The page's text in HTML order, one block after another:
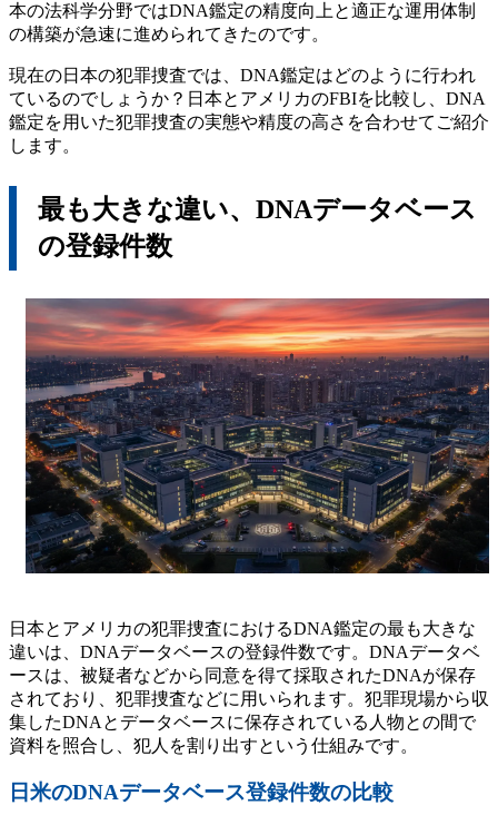
本の法科学分野ではDNA鑑定の精度向上と適正な運用体制
の構築が急速に進められてきたのです。
現在の日本の犯罪捜査では、DNA鑑定はどのように行われ
ているのでしょうか？日本とアメリカのFBIを比較し、DNA
鑑定を用いた犯罪捜査の実態や精度の高さを合わせてご紹介
します。
最も大きな違い、DNAデータベース
の登録件数
日本とアメリカの犯罪捜査におけるDNA鑑定の最も大きな
違いは、DNAデータベースの登録件数です。DNAデータベ
ースは、被疑者などから同意を得て採取されたDNAが保存
されており、犯罪捜査などに用いられます。犯罪現場から収
集したDNAとデータベースに保存されている人物との間で
資料を照合し、犯人を割り出すという仕組みです。
日米のDNAデータベース登録件数の比較